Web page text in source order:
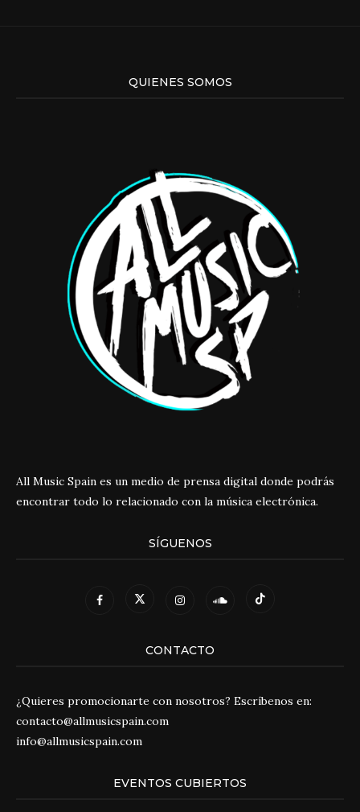
QUIENES SOMOS
All Music Spain es un medio de prensa digital donde podrás
encontrar todo lo relacionado con la música electrónica.
SÍGUENOS
CONTACTO
¿Quieres promocionarte con nosotros? Escríbenos en:
contacto@allmusicspain.com
info@allmusicspain.com
EVENTOS CUBIERTOS